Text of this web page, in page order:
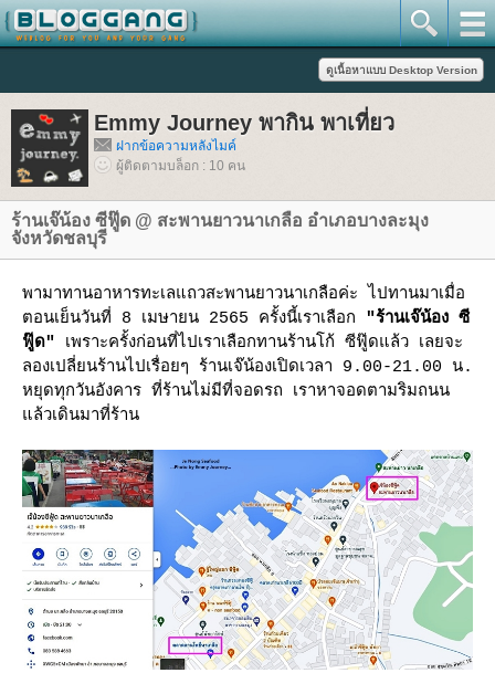
Emmy Journey พากิน พาเที่ยว
ฝากข้อความหลังไมค์
ผู้ติดตามบล็อก : 10 คน
ร้านเจ๊น้อง ซีฟู๊ด @ สะพานยาวนาเกลือ อำเภอบางละมุง
จังหวัดชลบุรี
พามาทานอาหารทะเลแถวสะพานยาวนาเกลือค่ะ ไปทานมาเมื่อ
ตอนเย็นวันที่ 8 เมษายน 2565 ครั้งนี้เราเลือก "ร้านเจ๊น้อง ซี
ฟู๊ด" เพราะครั้งก่อนที่ไปเราเลือกทานร้านโก้ ซีฟู๊ดแล้ว เลยจะ
ลองเปลี่ยนร้านไปเรื่อยๆ ร้านเจ๊น้องเปิดเวลา 9.00-21.00 น.
หยุดทุกวันอังคาร ที่ร้านไม่มีที่จอดรถ เราหาจอดตามริมถนน
ล้วเดินมาที่ร้าน